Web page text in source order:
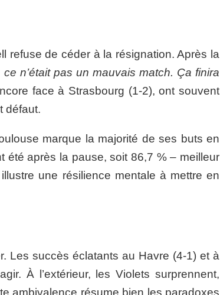
refuse de céder à la résignation. Après la
ce n’était pas un mauvais match. Ça finira
face à Strasbourg (1-2), ont souvent
défaut.
marque la majorité de ses buts en
été après la pause, soit 86,7 % – meilleur
une résilience mentale à mettre en
Les succès éclatants au Havre (4-1) et à
À l’extérieur, les Violets surprennent,
ambivalence résume bien les paradoxes